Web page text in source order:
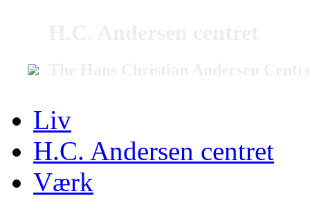
Liv
H.C. Andersen centret
Værk